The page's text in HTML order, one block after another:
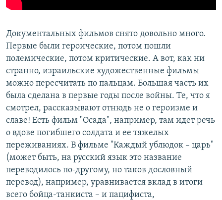
Документальных фильмов снято довольно много.
Первые были героические, потом пошли
полемические, потом критические. А вот, как ни
странно, израильские художественные фильмы
можно пересчитать по пальцам. Большая часть их
была сделана в первые годы после войны. Те, что я
смотрел, рассказывают отнюдь не о героизме и
славе! Есть фильм "Осада", например, там идет речь
о вдове погибшего солдата и ее тяжелых
переживаниях. В фильме "Каждый ублюдок – царь"
(может быть, на русский язык это название
переводилось по-другому, но таков дословный
перевод), например, уравнивается вклад в итоги
всего бойца-танкиста – и пацифиста,